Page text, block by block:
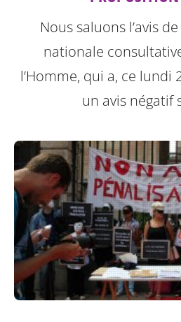
Nous saluons l’avis
nationale
l’Homme, qui a, ce lundi
un avis négatif